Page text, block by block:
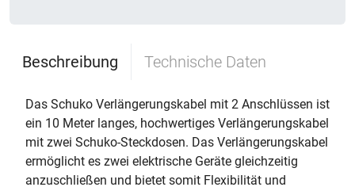
Beschreibung Technische Daten
Das Schuko Verlängerungskabel mit 2 Anschlüssen ist
ein 10 Meter langes, hochwertiges Verlängerungskabel
mit zwei Schuko-Steckdosen. Das Verlängerungskabel
ermöglicht es zwei elektrische Geräte gleichzeitig
anzuschließen und bietet somit Flexibilität und